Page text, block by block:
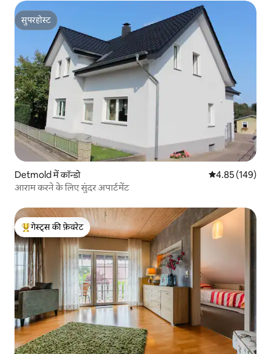
सुपरहोस्ट
सुपरहोस्ट
Detmold में कॉन्डो औसत रेटिंग 5 में से
4.85 (149)
आराम करने के लिए सुंदर अपार्टमेंट
गेस्ट्स का टॉप फ़ेवरेट
गेस्ट्स की फ़ेवरेट